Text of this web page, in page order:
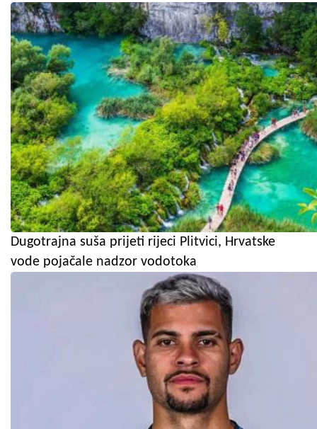
Dugotrajna suša prijeti rijeci Plitvici, Hrvatske
vode pojačale nadzor vodotoka